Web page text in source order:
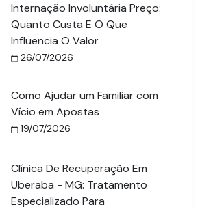
Internação Involuntária Preço:
Quanto Custa E O Que
Influencia O Valor
26/07/2026
Como Ajudar um Familiar com
Vício em Apostas
19/07/2026
Clínica De Recuperação Em
Uberaba - MG: Tratamento
Especializado Para